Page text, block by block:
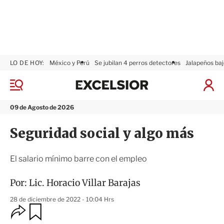
M
n
09 de Agosto de 2026
LO DE HOY: México y Perú Se jubilan 4 perros detectores Jalapeños
I
x
i
Seguridad social y algo más
El salario mínimo barre con el empleo
Por: Lic. Horacio Villar Barajas
28 de diciembre de 2022 - 10:04 Hrs
O
p